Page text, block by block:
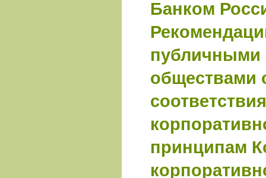
Банком
публичными
обществами
принципам